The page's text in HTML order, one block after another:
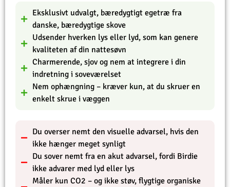
Eksklusivt udvalgt, bæredygtigt egetræ fra
danske, bæredygtige skove
Udsender hverken lys eller lyd, som kan genere
kvaliteten af din nattesøvn
Charmerende, sjov og nem at integrere i din
indretning i soveværelset
Nem ophængning – kræver kun, at du skruer en
enkelt skrue i væggen
Du overser nemt den visuelle advarsel, hvis den
ikke hænger meget synligt
Du sover nemt fra en akut advarsel, fordi Birdie
ikke advarer med lyd eller lys
Måler kun CO2 – og ikke støv, flygtige organiske